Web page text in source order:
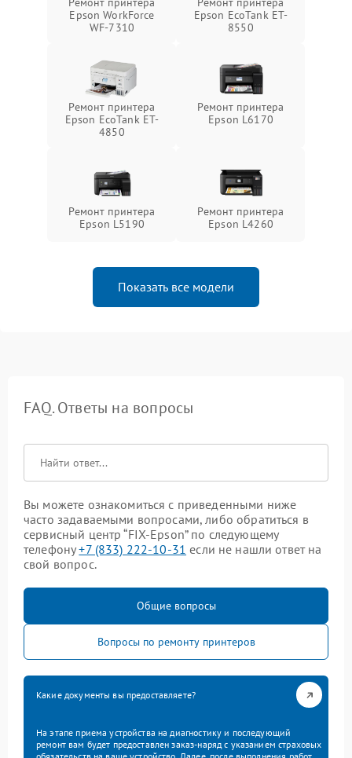
Epson WorkForce
WF-7310
Epson EcoTank ET-
8550
Ремонт принтера
Epson EcoTank ET-
4850
Ремонт принтера
Epson L6170
Ремонт принтера
Epson L5190
Ремонт принтера
Epson L4260
Показать все модели
FAQ. Ответы на вопросы
Вы можете ознакомиться с приведенными ниже
часто задаваемыми вопросами, либо обратиться в
сервисный центр “FIX-Epson” по следующему
телефону+7 (833) 222-10-31 если не нашли ответ на
свой вопрос.
Общие вопросы
Вопросы по ремонту принтеров
Какие документы вы предоставляете?
На этапе приема устройства на диагностику и последующий
ремонт вам будет предоставлен заказ-наряд с указанием страховых